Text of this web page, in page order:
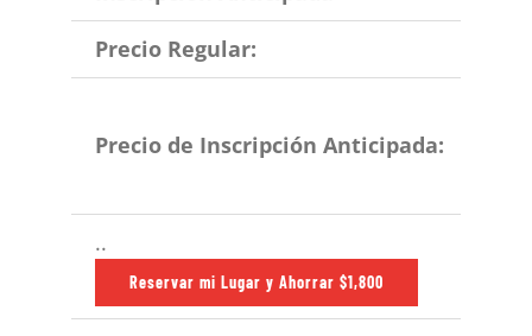
Precio Regular:
Precio de Inscripción Anticipada:
..
Reservar mi Lugar y Ahorrar $1,800